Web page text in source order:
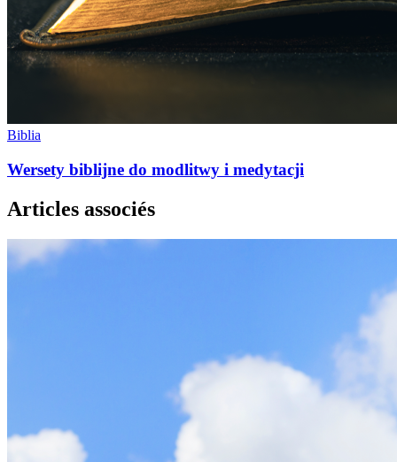
Biblia
Wersety biblijne do modlitwy i medytacji
Articles associés